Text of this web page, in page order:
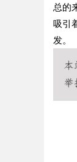
总的
吸引
发。